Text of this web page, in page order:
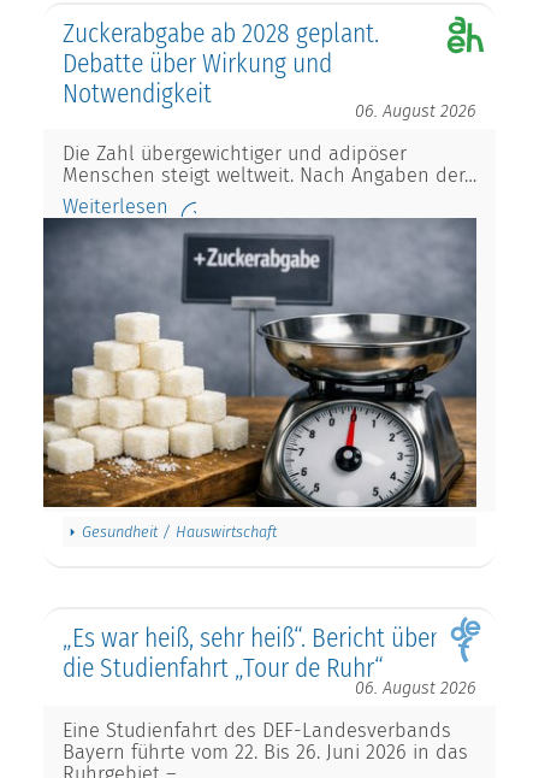
Zuckerabgabe ab 2028 geplant.
Debatte über Wirkung und
Notwendigkeit
06. August 2026
Die Zahl übergewichtiger und adipöser
Menschen steigt weltweit. Nach Angaben der…
Weiterlesen
Gesundheit / Hauswirtschaft
„Es war heiß, sehr heiß“. Bericht über
die Studienfahrt „Tour de Ruhr“
06. August 2026
Eine Studienfahrt des DEF-Landesverbands
Bayern führte vom 22. Bis 26. Juni 2026 in das